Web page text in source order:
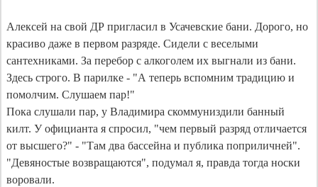
Алексей на свой ДР пригласил в Усачевские бани. Дорого, но
красиво даже в первом разряде. Сидели с веселыми
сантехниками. За перебор с алкоголем их выгнали из бани.
Здесь строго. В парилке - "А теперь вспомним традицию и
помолчим. Слушаем пар!"
Пока слушали пар, у Владимира скоммуниздили банный
килт. У официанта я спросил, "чем первый разряд отличается
от высшего?" - "Там два бассейна и публика поприличней".
"Девяностые возвращаются", подумал я, правда тогда носки
воровали.